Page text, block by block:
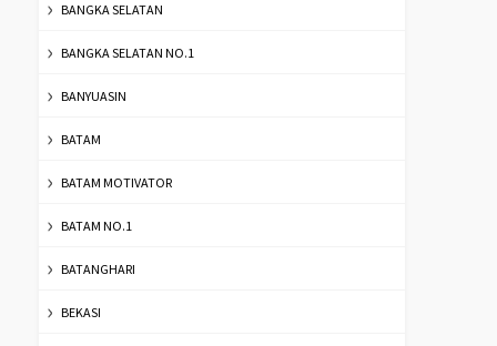
BANGKA SELATAN
BANGKA SELATAN NO.1
BANYUASIN
BATAM
BATAM MOTIVATOR
BATAM NO.1
BATANGHARI
BEKASI